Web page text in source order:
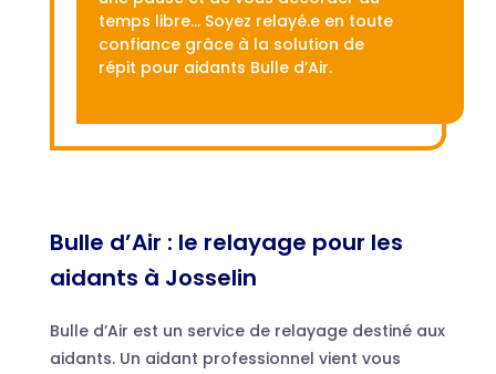
temps libre… Soyez relayé.e en toute
confiance grâce à la solution de
répit pour aidants Bulle d’Air.
Bulle d’Air : le relayage pour les
aidants à Josselin
Bulle d’Air est un service de relayage destiné aux
aidants. Un aidant professionnel vient vous